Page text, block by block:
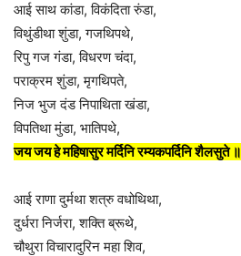
आई साथ कांडा, विकंदिता रुंडा,
विथुंडीथा शुंडा, गजथिपथे,
रिपु गज गंडा, विधरण चंदा,
पराक्रम शुंडा, मृगथिपते,
निज भुज दंड निपाथिता खंडा,
विपतिथा मुंडा, भातिपथे,
जय जय हे महिषासुर मर्दिनि रम्यकपर्दिनि शैलसुते ॥
आई राणा दुर्मथा शत्रु वधोथिथा,
दुर्धरा निर्जरा, शक्ति ब्रूथे,
चौथुरा विचारादुरिन महा शिव,